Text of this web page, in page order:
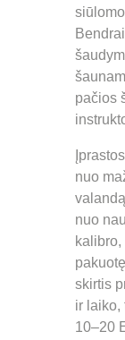
pačios
nuo
nuo
skirtis
ir laiko,
10–20